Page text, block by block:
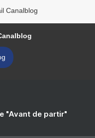
Canalblog
"Avant de partir"